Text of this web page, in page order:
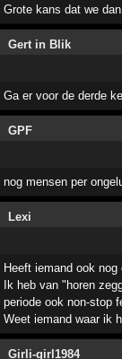
Grote kans dat we
Gert in Blik
Ga er voor de derde
GPF
nog mensen per
Lexi
Heeft iemand ook
Ik heb van "horen
periode ook non-stop
Weet iemand waar ik
Girli-girl1984